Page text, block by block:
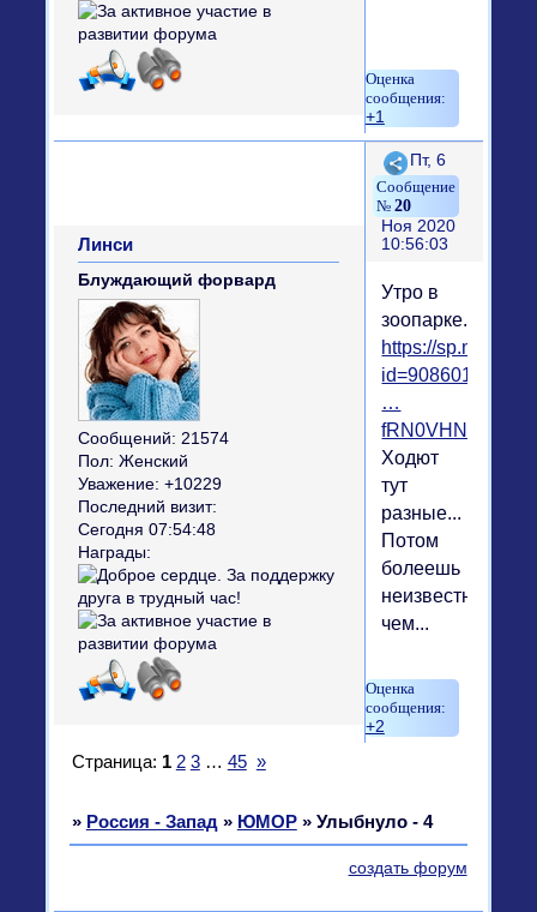
+1
Поделиться
20
Пт, 6
Ноя 2020
10:56:03
Линси
Блуждающий форвард
Сообщений: 21574
Пол: Женский
Уважение: +10229
Последний визит:
Сегодня 07:54:48
Награды:
Утро в
зоопарке.
https://
id=9086019278
…
fRN0VHN6mk
Ходют
тут
разные...
Потом
болеешь
неизвестно
чем...
+2
Страница: 1 2 3 … 45 »
» Россия - Запад » ЮМОР » Улыбнуло - 4
создать форум